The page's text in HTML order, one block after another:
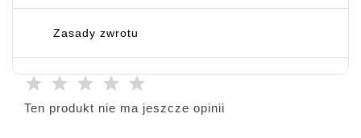
Zasady zwrotu
Ten produkt nie ma jeszcze opinii